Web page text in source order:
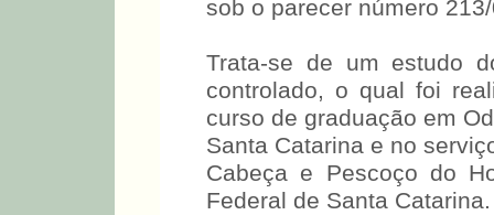
sob o parecer número
Trata-se de um estudo
controlado, o qual foi
curso de graduação em
Santa Catarina e no
Cabeça e Pescoço do
Federal de Santa Catarina.